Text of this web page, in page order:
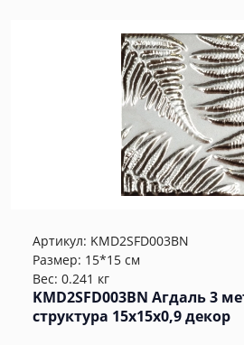
Артикул: KMD2SFD003BN
Размер: 15*15 см
Вес: 0.241 кг
KMD2SFD003BN Агдаль 3
структура 15x15x0,9 декор